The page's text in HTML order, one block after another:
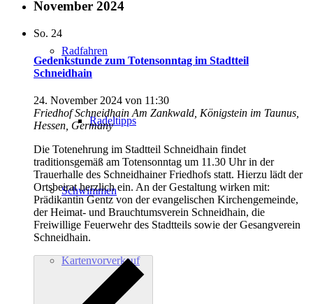
Radfahren
Radeltipps
Schwimmen
Kartenvorverkauf
November 2024
So. 24
Gedenkstunde zum Totensonntag im Stadtteil
Schneidhain
24. November 2024 von 11:30
Friedhof Schneidhain Am Zankwald, Königstein im Taunus,
Hessen, Germany
Die Totenehrung im Stadtteil Schneidhain findet
traditionsgemäß am Totensonntag um 11.30 Uhr in der
Trauerhalle des Schneidhainer Friedhofs statt. Hierzu lädt der
Ortsbeirat herzlich ein. An der Gestaltung wirken mit:
Prädikantin Gentz von der evangelischen Kirchengemeinde,
der Heimat- und Brauchtumsverein Schneidhain, die
Freiwillige Feuerwehr des Stadtteils sowie der Gesangverein
Schneidhain.